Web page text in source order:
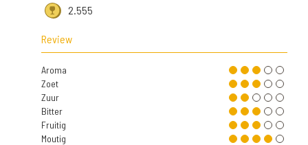
2.555
Review
Aroma
Zoet
Zuur
Bitter
Fruitig
Moutig